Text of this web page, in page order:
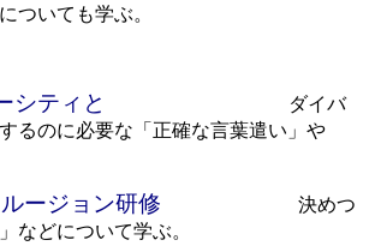
ついても学ぶ。
ティと
ダイバ
るのに必要な「正確な言葉遣い」や
ジョン研修
決めつ
などについて学ぶ。